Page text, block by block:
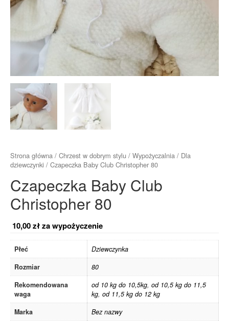
Strona główna / Chrzest w dobrym stylu / Wypożyczalnia / Dla
dziewczynki / Czapeczka Baby Club Christopher 80
Czapeczka Baby Club
Christopher 80
10,00złza wypożyczenie
Płeć
Dziewczynka
Rozmiar
80
Rekomendowana
waga
od 10 kg do 10,5kg, od 10,5 kg do 11,5
kg, od 11,5 kg do 12 kg
Marka
Bez nazwy